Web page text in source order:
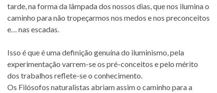
tarde, na forma da lâmpada dos nossos dias, que nos ilumina o
caminho para não tropeçarmos nos medos e nos preconceitos
e… nas escadas.
Isso é que é uma definição genuína do iluminismo, pela
experimentação varrem-se os pré-conceitos e pelo mérito
dos trabalhos reflete-se o conhecimento.
Os Filósofos naturalistas abriam assim o caminho para a